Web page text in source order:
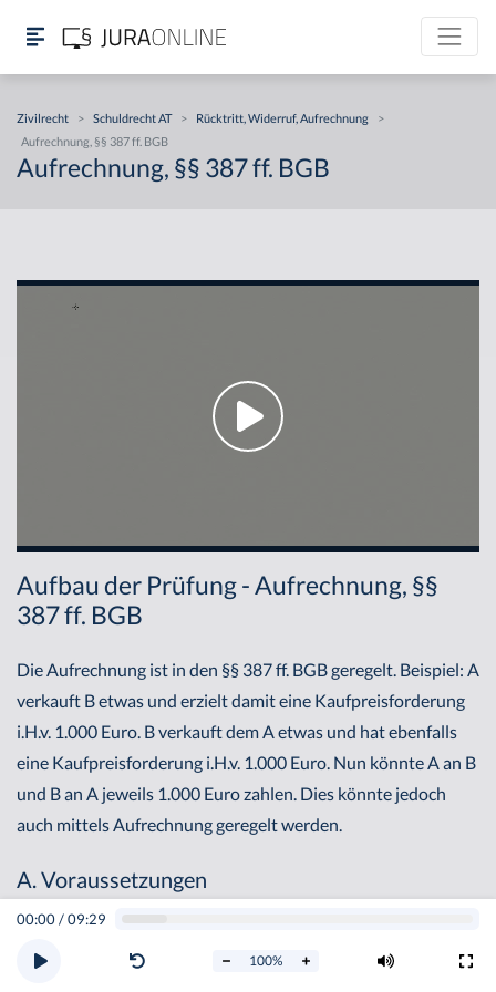
Zivilrecht > Schuldrecht AT > Rücktritt, Widerruf, Aufrechnung
>
Aufrechnung, §§ 387 ff. BGB
Aufrechnung, §§ 387 ff. BGB
00:00/09:29
100%
Aufbau der Prüfung - Aufrechnung, §§
387 ff. BGB
Die Aufrechnung ist in den §§ 387 ff. BGB geregelt. Beispiel: A
verkauft B etwas und erzielt damit eine Kaufpreisforderung
i.H.v. 1.000 Euro. B verkauft dem A etwas und hat ebenfalls
eine Kaufpreisforderung i.H.v. 1.000 Euro. Nun könnte A an B
und B an A jeweils 1.000 Euro zahlen. Dies könnte jedoch
auch mittels Aufrechnung geregelt werden.
A. Voraussetzungen
Die Aufrechnung ist ein Gestaltungsrecht und setzt daher
Folgendes voraus: Aufrechnungslage,